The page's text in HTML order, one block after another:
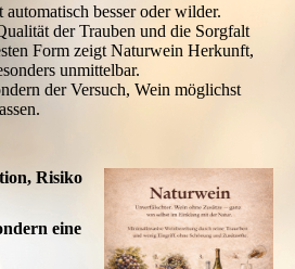
besser oder wilder.
der Trauben und die Sorgfalt
Form zeigt Naturwein Herkunft,
unmittelbar.
der Versuch, Wein möglichst
Risiko
eine